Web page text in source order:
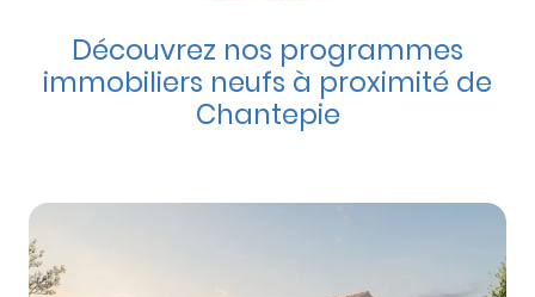
Découvrez nos programmes
immobiliers neufs à proximité de
Chantepie